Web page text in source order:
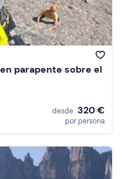
parapente sobre el
desde 320 €
por persona